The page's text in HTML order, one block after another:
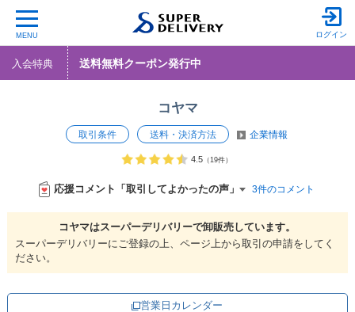
MENU ログイン
入会特典 送料無料クーポン発行中
コヤマ
取引条件 送料・決済方法 企業情報
4.5 （19件）
応援コメント「取引してよかったの声」 3件のコメント
コヤマはスーパーデリバリーで卸販売しています。
スーパーデリバリーにご登録の上、ページ上から取引の申請をしてく
ださい。
営業日カレンダー